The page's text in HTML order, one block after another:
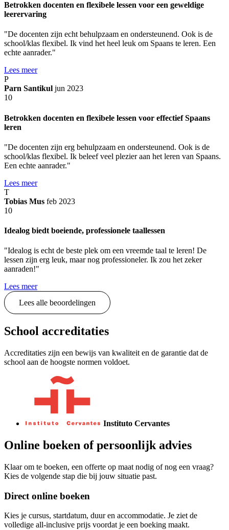
Betrokken docenten en flexibele lessen voor een geweldige
leerervaring
"De docenten zijn echt behulpzaam en ondersteunend. Ook is de
school/klas flexibel. Ik vind het heel leuk om Spaans te leren. Een
echte aanrader."
Lees meer
P
Parn Santikul jun 2023
10
Betrokken docenten en flexibele lessen voor effectief Spaans
leren
"De docenten zijn erg behulpzaam en ondersteunend. Ook is de
school/klas flexibel. Ik beleef veel plezier aan het leren van Spaans.
Een echte aanrader."
Lees meer
T
Tobias Mus feb 2023
10
Idealog biedt boeiende, professionele taallessen
"Idealog is echt de beste plek om een vreemde taal te leren! De
lessen zijn erg leuk, maar nog professioneler. Ik zou het zeker
aanraden!"
Lees meer
Lees alle beoordelingen
School accreditaties
Accreditaties zijn een bewijs van kwaliteit en de garantie dat de
school aan de hoogste normen voldoet.
Instituto Cervantes
Online boeken of persoonlijk advies
Klaar om te boeken, een offerte op maat nodig of nog een vraag?
Kies de volgende stap die bij jouw situatie past.
Direct online boeken
Kies je cursus, startdatum, duur en accommodatie. Je ziet de
volledige all-inclusive prijs voordat je een boeking maakt.